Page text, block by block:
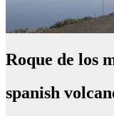
Roque de los
spanish